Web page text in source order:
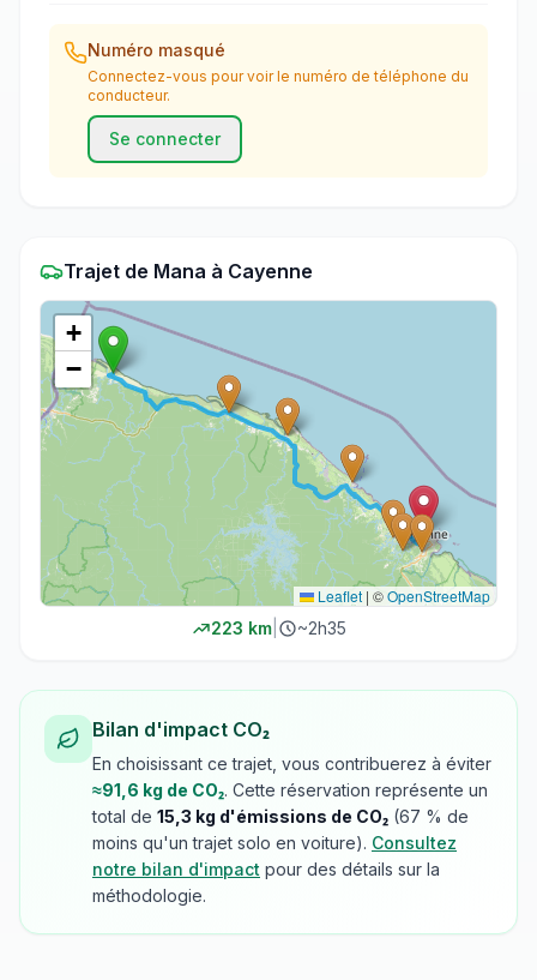
Numéro masqué
Connectez-vous pour voir le numéro de téléphone du
conducteur.
Se connecter
Trajet de Mana à Cayenne
+
−
Leaflet | ©OpenStreetMap
223 km| ~2h35
Bilan d'impact CO₂
En choisissant ce trajet, vous contribuerez à éviter
≈91,6 kg de CO₂. Cette réservation représente un
total de 15,3 kg d'émissions de CO₂ (67 % de
moins qu'un trajet solo en voiture). Consultez
notre bilan d'impact pour des détails sur la
méthodologie.